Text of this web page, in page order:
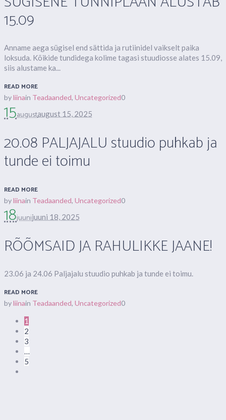
15.09
Anname aega sügisel end sättida ja rutiinidel vaikselt paika
loksuda. Kõikide tundidega kolime tagasi stuudiosse alates 15.09,
siis alustame ka...
READ MORE
byliinain Teadaanded, Uncategorized0
15augustaugust 15, 2025
20.08 PALJAJALU stuudio puhkab ja
tunde ei toimu
READ MORE
byliinain Teadaanded, Uncategorized0
18juunijuuni 18, 2025
RÕÕMSAID JA RAHULIKKE JAANE!
23.06 ja 24.06 Paljajalu stuudio puhkab ja tunde ei toimu.
READ MORE
byliinain Teadaanded, Uncategorized0
1
2
3
…
5